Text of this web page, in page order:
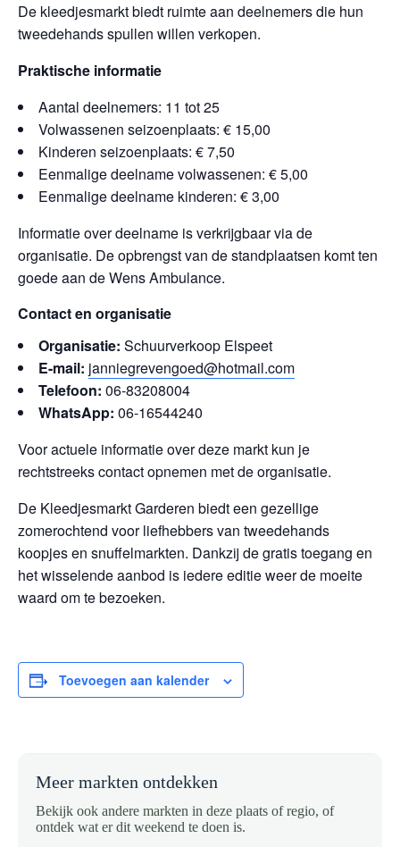
De kleedjesmarkt biedt ruimte aan deelnemers die hun
tweedehands spullen willen verkopen.
Praktische informatie
Aantal deelnemers: 11 tot 25
Volwassenen seizoenplaats: € 15,00
Kinderen seizoenplaats: € 7,50
Eenmalige deelname volwassenen: € 5,00
Eenmalige deelname kinderen: € 3,00
Informatie over deelname is verkrijgbaar via de
organisatie. De opbrengst van de standplaatsen komt ten
goede aan de Wens Ambulance.
Contact en organisatie
Organisatie: Schuurverkoop Elspeet
E-mail: janniegrevengoed@hotmail.com
Telefoon: 06-83208004
WhatsApp: 06-16544240
Voor actuele informatie over deze markt kun je
rechtstreeks contact opnemen met de organisatie.
De Kleedjesmarkt Garderen biedt een gezellige
zomerochtend voor liefhebbers van tweedehands
koopjes en snuffelmarkten. Dankzij de gratis toegang en
het wisselende aanbod is iedere editie weer de moeite
waard om te bezoeken.
Toevoegen aan kalender
Meer markten ontdekken
Bekijk ook andere markten in deze plaats of regio, of
ontdek wat er dit weekend te doen is.